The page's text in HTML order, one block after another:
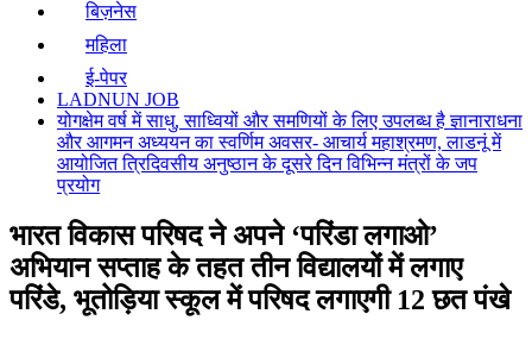
बिज़नेस
महिला
ई-पेपर
LADNUN JOB
योगक्षेम वर्ष में साधु, साध्वियों और समणियों के लिए उपलब्ध है ज्ञानाराधना
और आगमन अध्ययन का स्वर्णिम अवसर- आचार्य महाश्रमण, लाडनूं में
आयोजित त्रिदिवसीय अनुष्ठान के दूसरे दिन विभिन्न मंत्रों के जप
प्रयोग
भारत विकास परिषद ने अपने ‘परिंडा लगाओ’
अभियान सप्ताह के तहत तीन विद्यालयों में लगाए
परिंडे, भूतोड़िया स्कूल में परिषद लगाएगी 12 छत पंखे